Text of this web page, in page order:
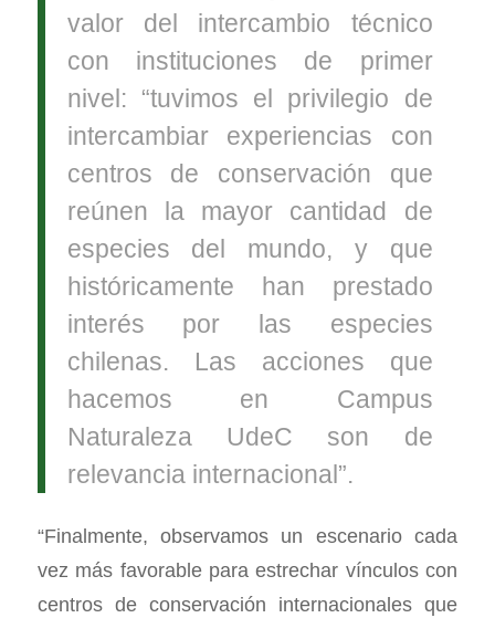
valor del intercambio técnico
con instituciones de primer
nivel: “tuvimos el privilegio de
intercambiar experiencias con
centros de conservación que
reúnen la mayor cantidad de
especies del mundo, y que
históricamente han prestado
interés por las especies
chilenas. Las acciones que
hacemos en Campus
Naturaleza UdeC son de
relevancia internacional”.
“Finalmente, observamos un escenario cada
vez más favorable para estrechar vínculos con
centros de conservación internacionales que